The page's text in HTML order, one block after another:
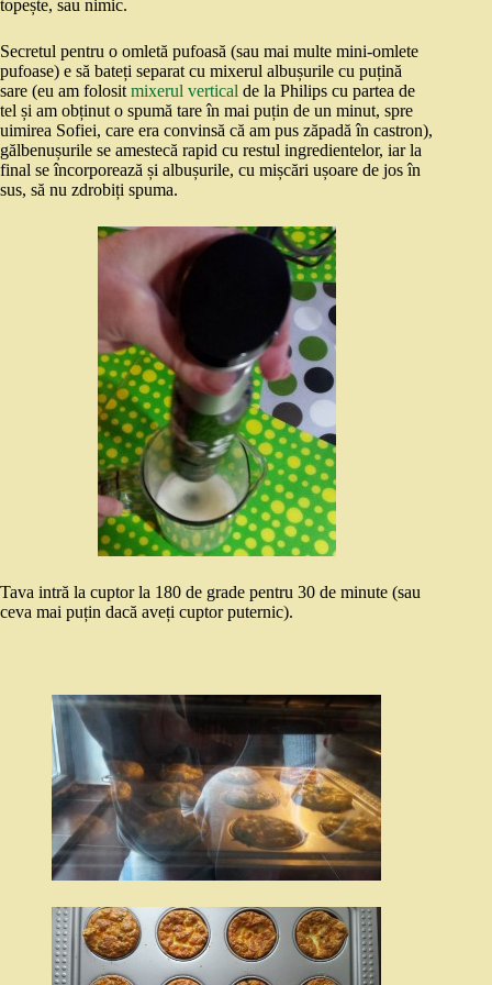
topește, sau nimic.
Secretul pentru o omletă pufoasă (sau mai multe mini-omlete
pufoase) e să bateți separat cu mixerul albușurile cu puțină
sare (eu am folosit mixerul vertical de la Philips cu partea de
tel și am obținut o spumă tare în mai puțin de un minut, spre
uimirea Sofiei, care era convinsă că am pus zăpadă în castron),
gălbenușurile se amestecă rapid cu restul ingredientelor, iar la
final se încorporează și albușurile, cu mișcări ușoare de jos în
sus, să nu zdrobiți spuma.
Tava intră la cuptor la 180 de grade pentru 30 de minute (sau
ceva mai puțin dacă aveți cuptor puternic).